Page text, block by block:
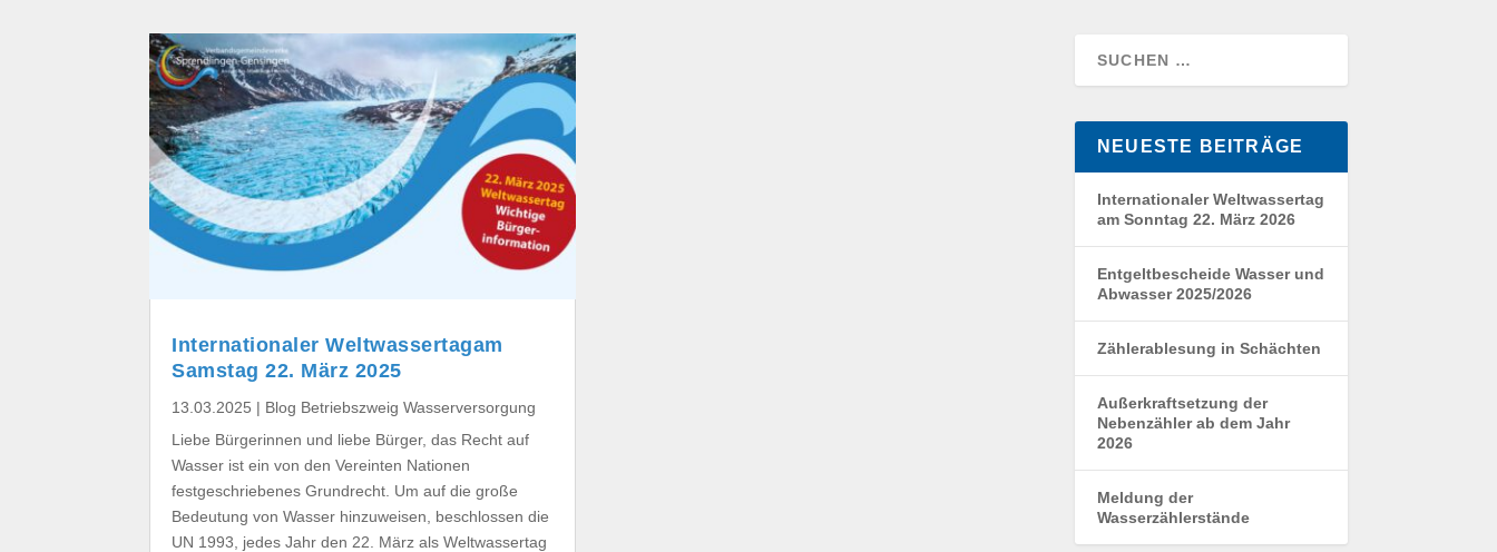
Internationaler Weltwassertagam
Samstag 22. März 2025
13.03.2025 | Blog Betriebszweig Wasserversorgung
Liebe Bürgerinnen und liebe Bürger, das Recht auf
Wasser ist ein von den Vereinten Nationen
festgeschriebenes Grundrecht. Um auf die große
Bedeutung von Wasser hinzuweisen, beschlossen die
UN 1993, jedes Jahr den 22. März als Weltwassertag
NEUESTE BEITRÄGE
Internationaler Weltwassertag
am Sonntag 22. März 2026
Entgeltbescheide Wasser und
Abwasser 2025/2026
Zählerablesung in Schächten
Außerkraftsetzung der
Nebenzähler ab dem Jahr
2026
Meldung der
Wasserzählerstände